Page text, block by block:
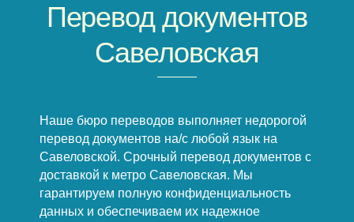
Перевод документов
Савеловская
Наше бюро переводов выполняет недорогой
перевод документов на/с любой язык на
Савеловской. Срочный перевод документов с
доставкой к метро Савеловская. Мы
гарантируем полную конфиденциальность
данных и обеспечиваем их надежное